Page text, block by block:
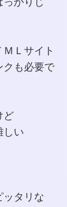
Ｌサイト
クも必要で
ど
しい
ッタリな